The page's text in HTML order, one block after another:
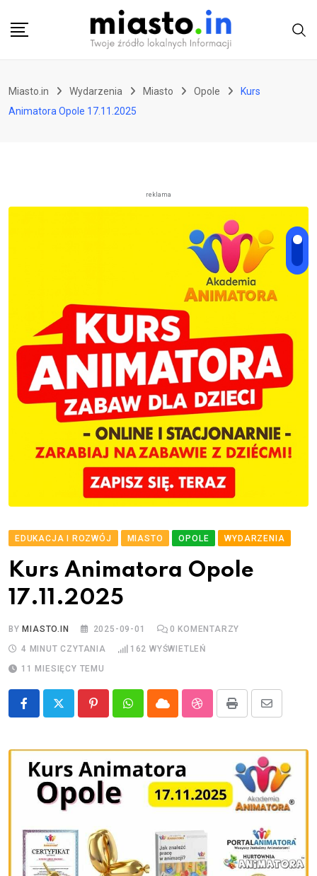
Miasto.in Wydarzenia Miasto Opole
Kurs
Animatora Opole 17.11.2025
reklama
EDUKACJA I ROZWÓJ MIASTO OPOLE WYDARZENIA
Kurs Animatora Opole
17.11.2025
BYMIASTO.IN 2025-09-01 0 KOMENTARZY
4 MINUT CZYTANIA
162 WYŚWIETLEŃ
11 MIESIĘCY TEMU
PinterestWhatsappCloud StumbleUpon
Print
Share
Email